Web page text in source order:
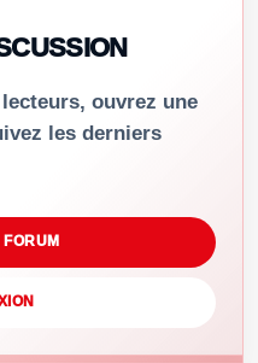
ouvrez une
les derniers